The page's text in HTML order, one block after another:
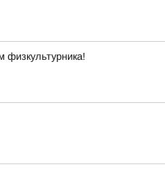
физкультурника!